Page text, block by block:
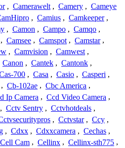
, Camerawelt , Camery , Cameye
, Camius , Camkeeper ,
, Camon , Campo , Camqo ,
, Camsee , Camspot , Camstar ,
, Camvision , Camwest ,
Canon , Cantek , Cantonk ,
700 , Casa , Casio , Casperi ,
, Cb-102ae , Cbc America ,
Ip Camera , Ccd Video Camera ,
, Cctv Sentry , Cctvhotdeals ,
, Cctvstar , Ccy ,
, Cdxx , Cdxxcamera , Cechas ,
Cell Cam , Cellinx , Cellinx-sth775 ,